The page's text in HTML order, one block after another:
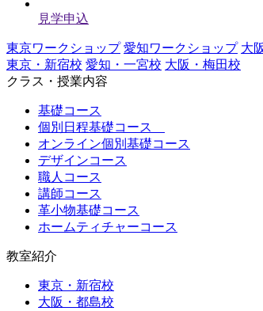
見学申込
東京ワークショップ 愛知ワークショップ 大
東京・新宿校 愛知・一宮校 大阪・梅田校
クラス・授業内容
基礎コース
個別日程基礎コース
オンライン個別基礎コース
デザインコース
職人コース
講師コース
革小物基礎コース
ホームティチャーコース
教室紹介
東京・新宿校
大阪・都島校